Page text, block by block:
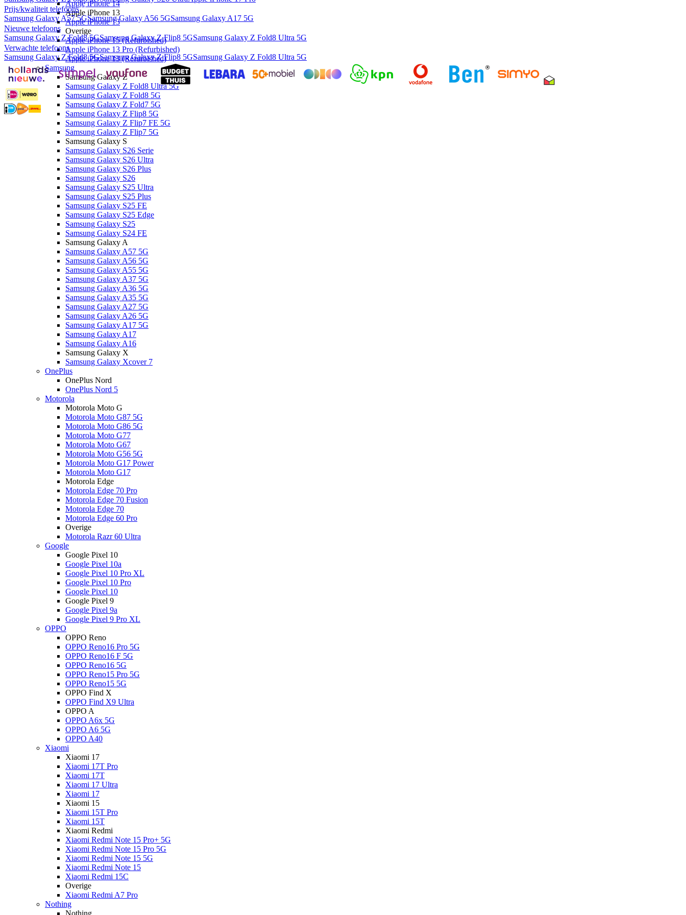
Apple iPhone 14
Apple iPhone 13
Apple iPhone 13
Overige
Apple iPhone 15 (Refurbished)
Apple iPhone 13 Pro (Refurbished)
Apple iPhone 13 (Refurbished)
Samsung
Samsung Galaxy Z
Samsung Galaxy Z Fold8 Ultra 5G
Samsung Galaxy Z Fold8 5G
Samsung Galaxy Z Fold7 5G
Samsung Galaxy Z Flip8 5G
Samsung Galaxy Z Flip7 FE 5G
Samsung Galaxy Z Flip7 5G
Samsung Galaxy S
Samsung Galaxy S26 Serie
Samsung Galaxy S26 Ultra
Samsung Galaxy S26 Plus
Samsung Galaxy S26
Samsung Galaxy S25 Ultra
Samsung Galaxy S25 Plus
Samsung Galaxy S25 FE
Samsung Galaxy S25 Edge
Samsung Galaxy S25
Samsung Galaxy S24 FE
Samsung Galaxy A
Samsung Galaxy A57 5G
Samsung Galaxy A56 5G
Samsung Galaxy A55 5G
Samsung Galaxy A37 5G
Samsung Galaxy A36 5G
Samsung Galaxy A35 5G
Samsung Galaxy A27 5G
Samsung Galaxy A26 5G
Samsung Galaxy A17 5G
Samsung Galaxy A17
Samsung Galaxy A16
Samsung Galaxy X
Samsung Galaxy Xcover 7
OnePlus
OnePlus Nord
OnePlus Nord 5
Motorola
Motorola Moto G
Motorola Moto G87 5G
Motorola Moto G86 5G
Motorola Moto G77
Motorola Moto G67
Motorola Moto G56 5G
Motorola Moto G17 Power
Motorola Moto G17
Motorola Edge
Motorola Edge 70 Pro
Motorola Edge 70 Fusion
Motorola Edge 70
Motorola Edge 60 Pro
Overige
Motorola Razr 60 Ultra
Google
Google Pixel 10
Google Pixel 10a
Google Pixel 10 Pro XL
Google Pixel 10 Pro
Google Pixel 10
Google Pixel 9
Google Pixel 9a
Google Pixel 9 Pro XL
OPPO
OPPO Reno
OPPO Reno16 Pro 5G
OPPO Reno16 F 5G
OPPO Reno16 5G
OPPO Reno15 Pro 5G
OPPO Reno15 5G
OPPO Find X
OPPO Find X9 Ultra
OPPO A
OPPO A6x 5G
OPPO A6 5G
OPPO A40
Xiaomi
Xiaomi 17
Xiaomi 17T Pro
Xiaomi 17T
Xiaomi 17 Ultra
Xiaomi 17
Xiaomi 15
Xiaomi 15T Pro
Xiaomi 15T
Xiaomi Redmi
Xiaomi Redmi Note 15 Pro+ 5G
Xiaomi Redmi Note 15 Pro 5G
Xiaomi Redmi Note 15 5G
Xiaomi Redmi Note 15
Xiaomi Redmi 15C
Overige
Xiaomi Redmi A7 Pro
Nothing
Nothing
Prijs/kwaliteit telefoons
Samsung Galaxy A57 5GSamsung Galaxy A56 5GSamsung Galaxy A17 5G
Nieuwe telefoons
Samsung Galaxy Z Fold8 5GSamsung Galaxy Z Flip8 5GSamsung Galaxy Z Fold8 Ultra 5G
Verwachte telefoons
Samsung Galaxy Z Fold8 5GSamsung Galaxy Z Flip8 5GSamsung Galaxy Z Fold8 Ultra 5G